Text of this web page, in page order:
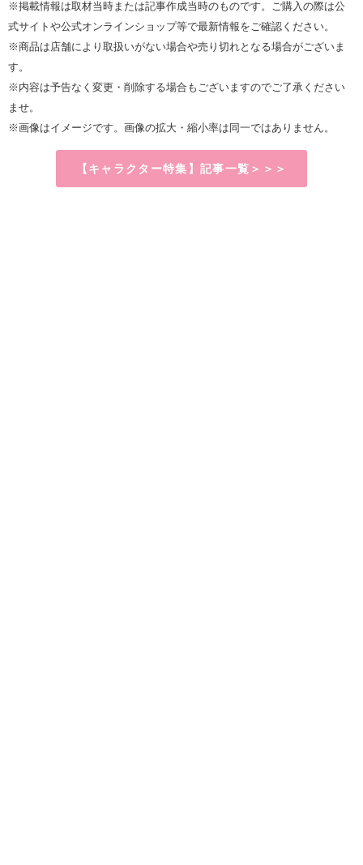
※掲載情報は取材当時または記事作成当時のものです。ご購入の際は公
式サイトや公式オンラインショップ等で最新情報をご確認ください。
※商品は店舗により取扱いがない場合や売り切れとなる場合がございま
す。
※内容は予告なく変更・削除する場合もございますのでご了承ください
ませ。
※画像はイメージです。画像の拡大・縮小率は同一ではありません。
【キャラクター特集】記事一覧＞＞＞